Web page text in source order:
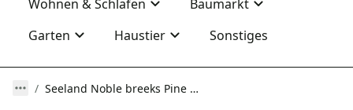
Wohnen & Schlafen
Baumarkt
Garten
Haustier Sonstiges
Seeland Noble breeks Pine green